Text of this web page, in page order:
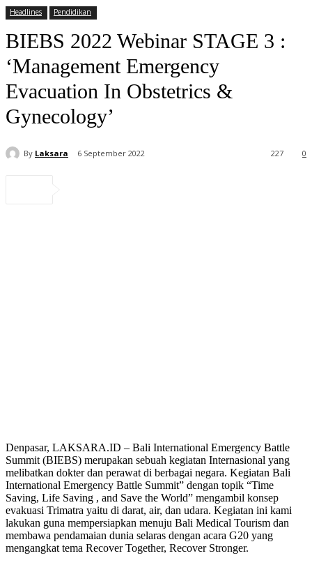
Headlines Pendidikan
BIEBS 2022 Webinar STAGE 3 :
‘Management Emergency
Evacuation In Obstetrics &
Gynecology’
By Laksara 6 September 2022 0
227
Denpasar, LAKSARA.ID – Bali International Emergency Battle
Summit (BIEBS) merupakan sebuah kegiatan Internasional yang
melibatkan dokter dan perawat di berbagai negara. Kegiatan Bali
International Emergency Battle Summit” dengan topik “Time
Saving, Life Saving , and Save the World” mengambil konsep
evakuasi Trimatra yaitu di darat, air, dan udara. Kegiatan ini kami
lakukan guna mempersiapkan menuju Bali Medical Tourism dan
membawa pendamaian dunia selaras dengan acara G20 yang
mengangkat tema Recover Together, Recover Stronger.